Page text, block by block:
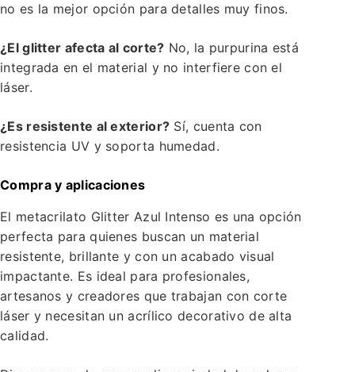
no es la mejor opción para detalles muy finos.
¿El glitter afecta al corte? No, la purpurina está
integrada en el material y no interfiere con el
láser.
¿Es resistente al exterior? Sí, cuenta con
resistencia UV y soporta humedad.
Compra y aplicaciones
El metacrilato Glitter Azul Intenso es una opción
perfecta para quienes buscan un material
resistente, brillante y con un acabado visual
impactante. Es ideal para profesionales,
artesanos y creadores que trabajan con corte
láser y necesitan un acrílico decorativo de alta
calidad.